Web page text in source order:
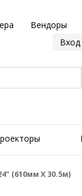
Вендоры
Вход
(610мм X 30.5м)